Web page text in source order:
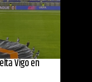
Vigo en